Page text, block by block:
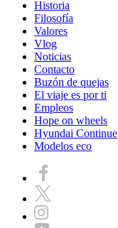
Historia
Filosofía
Valores
Vlog
Noticias
Contacto
Buzón de quejas
El viaje es por ti
Empleos
Hope on wheels
Hyundai Continue
Modelos eco